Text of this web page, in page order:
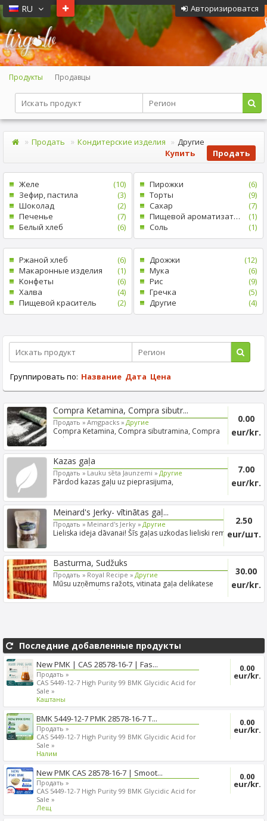
Авторизироватся
RU
Продукты Продавцы
Продать Кондитерские изделия
Другие
Продать
Купить
Желе
(10)
Зефир, пастила
(3)
Шоколад
(2)
Печенье
(7)
Белый xлеб
(6)
Пирожки
(6)
Tорты
(9)
Cахар
(7)
Пищевой ароматизатор
(1)
Cоль
(1)
Pжаной хлеб
(6)
Mакаронные изделия
(1)
Kонфеты
(6)
Xалва
(4)
Пищевой краситель
(2)
Дрожжи
(12)
Mука
(6)
Рис
(9)
Гречка
(5)
Другие
(4)
Группировать по: Название Дата Цена
Compra Ketamina, Compra sibutr...
Продать » Amgpacks » Другие
Compra Ketamina, Compra sibutramina, Compra
mdma, Compra coc...
0.00
eur/kг.
Kazas gaļa
Продать » Lauku sēta Jaunzemi » Другие
Pārdod kazas gaļu uz pieprasijuma,
7.00
eur/kг.
Meinard's Jerky- vītinātas gaļ...
Продать »Meinard's Jerky »Другие
Lieliska ideja dāvanai! Šīs gaļas uzkodas lieliski remdē
2.50
eur/шт.
Basturma, Sudžuks
Продать » Royal Recipe » Другие
Mūsu uzņēmums ražots, vitinata gaļa delikatese
Basturma Sudž...
30.00
eur/kг.
Последние добавленные продукты
New PMK | CAS 28578-16-7 | Fas...
Продать »
CAS 5449-12-7 High Purity 99 BMK Glycidic Acid for
Sale »
Kаштаны
0.00
eur/kг.
BMK 5449-12-7 PMK 28578-16-7 T...
Продать »
CAS 5449-12-7 High Purity 99 BMK Glycidic Acid for
Sale »
Налим
0.00
eur/kг.
New PMK CAS 28578-16-7 | Smoot...
Продать »
CAS 5449-12-7 High Purity 99 BMK Glycidic Acid for
Sale »
Лещ
0.00
eur/kг.